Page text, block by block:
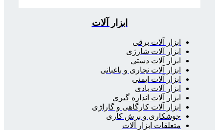
ابزار آلات
ابزار آلات برقی
ابزار آلات شارژی
ابزار آلات دستی
ابزار آلات نجاری و باغبانی
ابزار آلات ایمنی
ابزار آلات بادی
ابزار آلات اندازه گیری
ابزار آلات کارگاهی و گاراژی
جوشکاری و برش کاری
متعلقات ابزار آلات